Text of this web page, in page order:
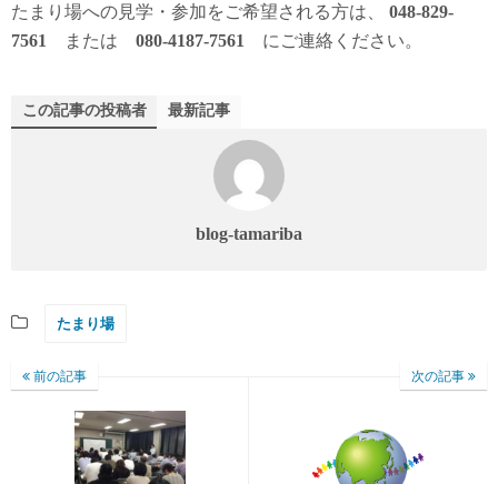
たまり場への見学・参加をご希望される方は、 048-829-
7561
または 080-4187-7561 にご連絡ください。
この記事の投稿者 最新記事
blog-tamariba
たまり場
前の記事 次の記事